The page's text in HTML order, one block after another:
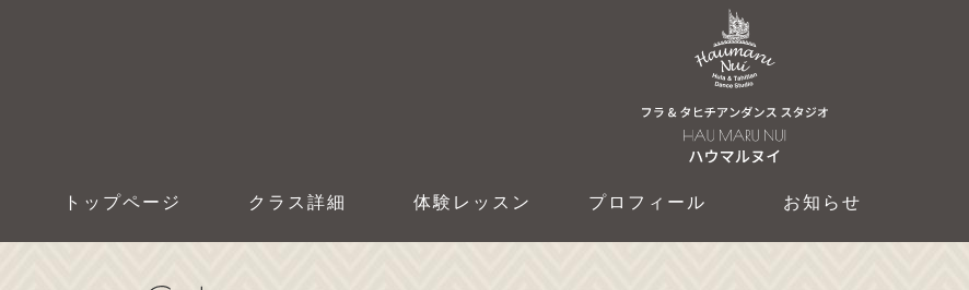
トップページ クラス詳細 体験レッスン プロフィール お知らせ